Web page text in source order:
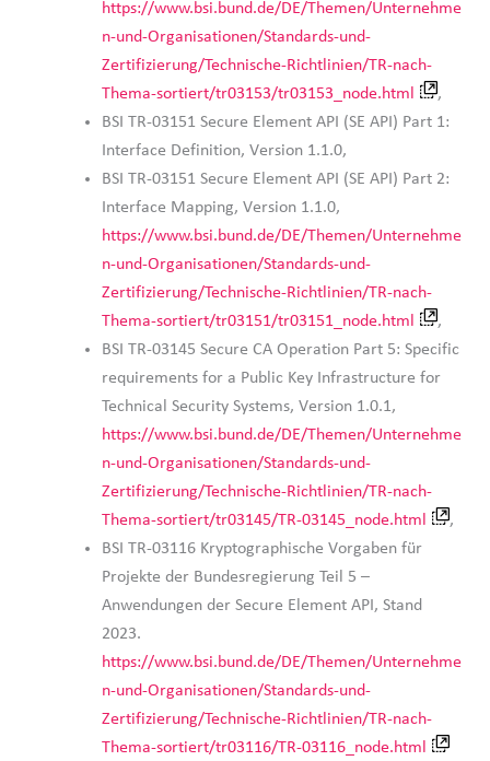
https://www.bsi.bund.de/DE/Themen/Unternehme
n-und-Organisationen/Standards-und-
Zertifizierung/Technische-Richtlinien/TR-nach-
Thema-sortiert/tr03153/tr03153_node.html
,
BSI TR-03151 Secure Element API (SE API) Part 1:
Interface Definition, Version 1.1.0,
BSI TR-03151 Secure Element API (SE API) Part 2:
Interface Mapping, Version 1.1.0,
https://www.bsi.bund.de/DE/Themen/Unternehme
n-und-Organisationen/Standards-und-
Zertifizierung/Technische-Richtlinien/TR-nach-
Thema-sortiert/tr03151/tr03151_node.html
,
BSI TR-03145 Secure CA Operation Part 5: Specific
requirements for a Public Key Infrastructure for
Technical Security Systems, Version 1.0.1,
https://www.bsi.bund.de/DE/Themen/Unternehme
n-und-Organisationen/Standards-und-
Zertifizierung/Technische-Richtlinien/TR-nach-
Thema-sortiert/tr03145/TR-03145_node.html
,
BSI TR-03116 Kryptographische Vorgaben für
Projekte der Bundesregierung Teil 5 –
Anwendungen der Secure Element API, Stand
2023.
https://www.bsi.bund.de/DE/Themen/Unternehme
n-und-Organisationen/Standards-und-
Zertifizierung/Technische-Richtlinien/TR-nach-
Thema-sortiert/tr03116/TR-03116_node.html